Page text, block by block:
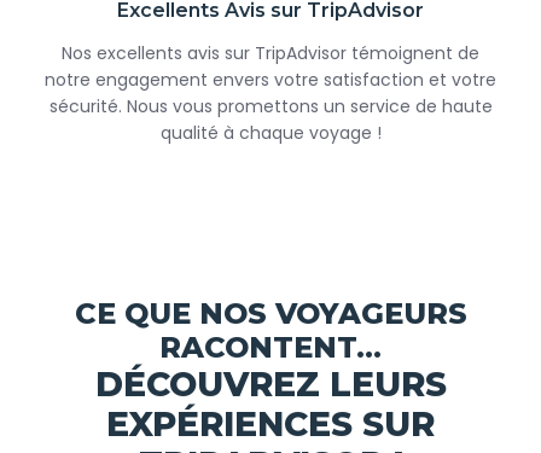
Excellents Avis sur TripAdvisor
Nos excellents avis sur TripAdvisor témoignent de
notre engagement envers votre satisfaction et votre
sécurité. Nous vous promettons un service de haute
qualité à chaque voyage !
CE QUE NOS VOYAGEURS
RACONTENT...
DÉCOUVREZ LEURS
EXPÉRIENCES SUR